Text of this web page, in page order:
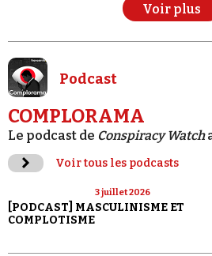
Voir plus
Podcast
COMPLORAMA
Le podcast de Conspiracy Watch
Voir tous les podcasts
3 juillet 2026
[PODCAST] MASCULINISME ET
COMPLOTISME